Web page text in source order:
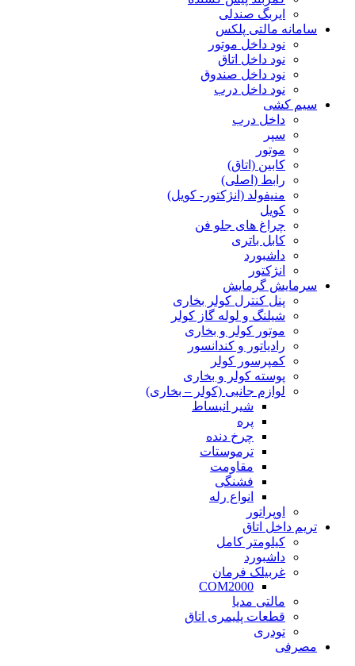
ایربگ صندلی
سامانه مالتی پلکس
نود داخل موتور
نود داخل اتاق
نود داخل صندوق
نود داخل درب
سیم کشی
داخل درب
سپر
موتور
کابین (اتاق)
رابط (اصلی)
منیفولد (انژکتور- کویل)
کویل
چراغ های جلو فن
کابل باتری
داشبورد
انژکتور
سرمایش گرمایش
پنل کنترل کولر بخاری
شیلنگ و لوله گاز کولر
موتور کولر و بخاری
رادیاتور و کندانسور
کمپرسور کولر
پوسته کولر و بخاری
لوازم جانبی (کولر – بخاری)
شیر انبساط
پره
چرخ دنده
ترموستات
مقاومت
فشنگی
انواع رله
اوپراتور
تریم داخل اتاق
کیلومتر کامل
داشبورد
غربیلک فرمان
COM2000
مالتی مدیا
قطعات پلیمری اتاق
تودری
مصرفی